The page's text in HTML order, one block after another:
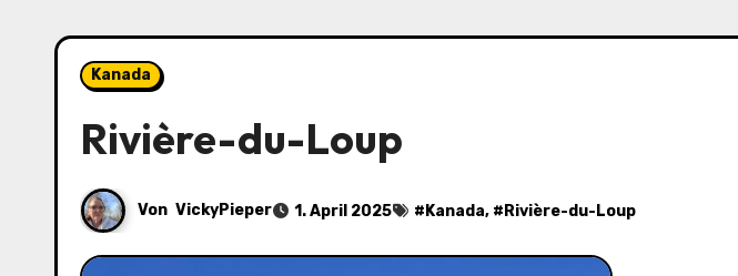
Kanada
Rivière-du-Loup
Von VickyPieper 1. April 2025 # Kanada, # Rivière-du-Loup